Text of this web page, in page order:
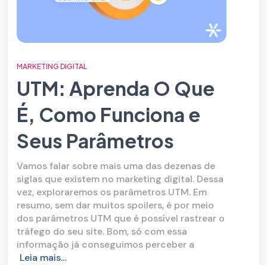
MARKETING DIGITAL
UTM: Aprenda O Que
É, Como Funciona e
Seus Parâmetros
Vamos falar sobre mais uma das dezenas de
siglas que existem no marketing digital. Dessa
vez, exploraremos os parâmetros UTM. Em
resumo, sem dar muitos spoilers, é por meio
dos parâmetros UTM que é possível rastrear o
tráfego do seu site. Bom, só com essa
informação já conseguimos perceber a
Leia mais…